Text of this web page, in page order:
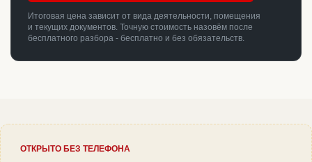
Итоговая цена зависит от вида деятельности, помещения
и текущих документов. Точную стоимость назовём после
бесплатного разбора - бесплатно и без обязательств.
ОТКРЫТО БЕЗ ТЕЛЕФОНА